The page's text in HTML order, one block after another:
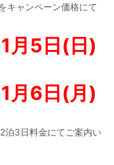
キャンペーン価格にて
月5日(日)
月6日(月)
泊3日料金にてご案内い